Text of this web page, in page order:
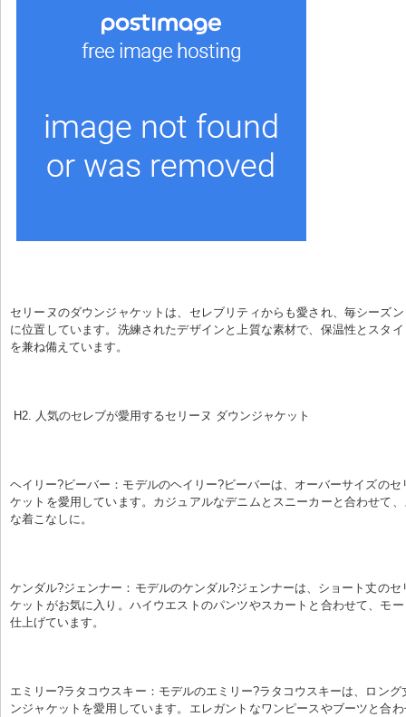
セリーヌのダウンジャケットは、セレブリティからも愛され、毎シーズ
に位置しています。洗練されたデザインと上質な素材で、保温性とスタ
を兼ね備えています。
H2. 人気のセレブが愛用するセリーヌ ダウンジャケット
ヘイリー?ビーバー：モデルのヘイリー?ビーバーは、オーバーサイズのセ
ケットを愛用しています。カジュアルなデニムとスニーカーと合わせて
な着こなしに。
ケンダル?ジェンナー：モデルのケンダル?ジェンナーは、ショート丈のセ
ケットがお気に入り。ハイウエストのパンツやスカートと合わせて、モ
仕上げています。
エミリー?ラタコウスキー：モデルのエミリー?ラタコウスキーは、ロング
ンジャケットを愛用しています。エレガントなワンピースやブーツと合